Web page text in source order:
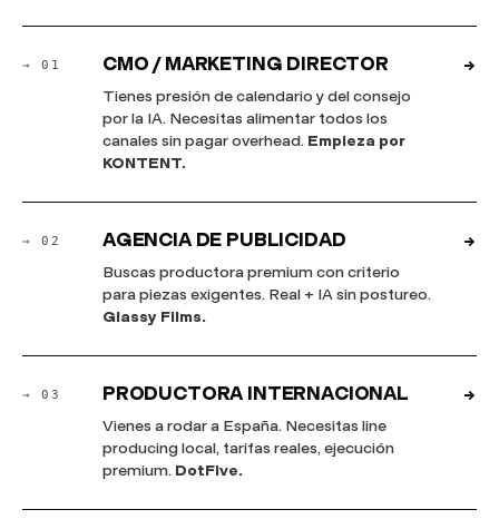
→ 01 CMO / MARKETING DIRECTOR
Tienes presión de calendario y del consejo
por la IA. Necesitas alimentar todos los
canales sin pagar overhead. Empieza por
KONTENT.
→
→ 02 AGENCIA DE PUBLICIDAD
Buscas productora premium con criterio
para piezas exigentes. Real + IA sin postureo.
Glassy Films.
→
→ 03 PRODUCTORA INTERNACIONAL
Vienes a rodar a España. Necesitas line
producing local, tarifas reales, ejecución
premium. DotFive.
→